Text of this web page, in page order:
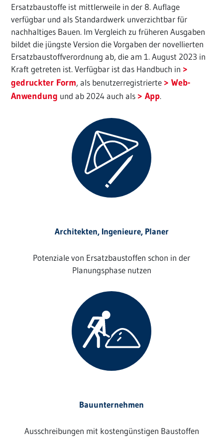
Ersatzbaustoffe ist mittlerweile in der 8. Auflage
verfügbar und als Standardwerk unverzichtbar für
nachhaltiges Bauen. Im Vergleich zu früheren Ausgaben
bildet die jüngste Version die Vorgaben der novellierten
Ersatzbaustoffverordnung ab, die am 1. August 2023 in
Kraft getreten ist. Verfügbar ist das Handbuch in
gedruckter Form, als benutzerregistrierte
Web-
Anwendung und ab 2024 auch als App.
Architekten, Ingenieure, Planer
Potenziale von Ersatzbaustoffen schon in der
Planungsphase nutzen
Bauunternehmen
Ausschreibungen mit kostengünstigen Baustoffen